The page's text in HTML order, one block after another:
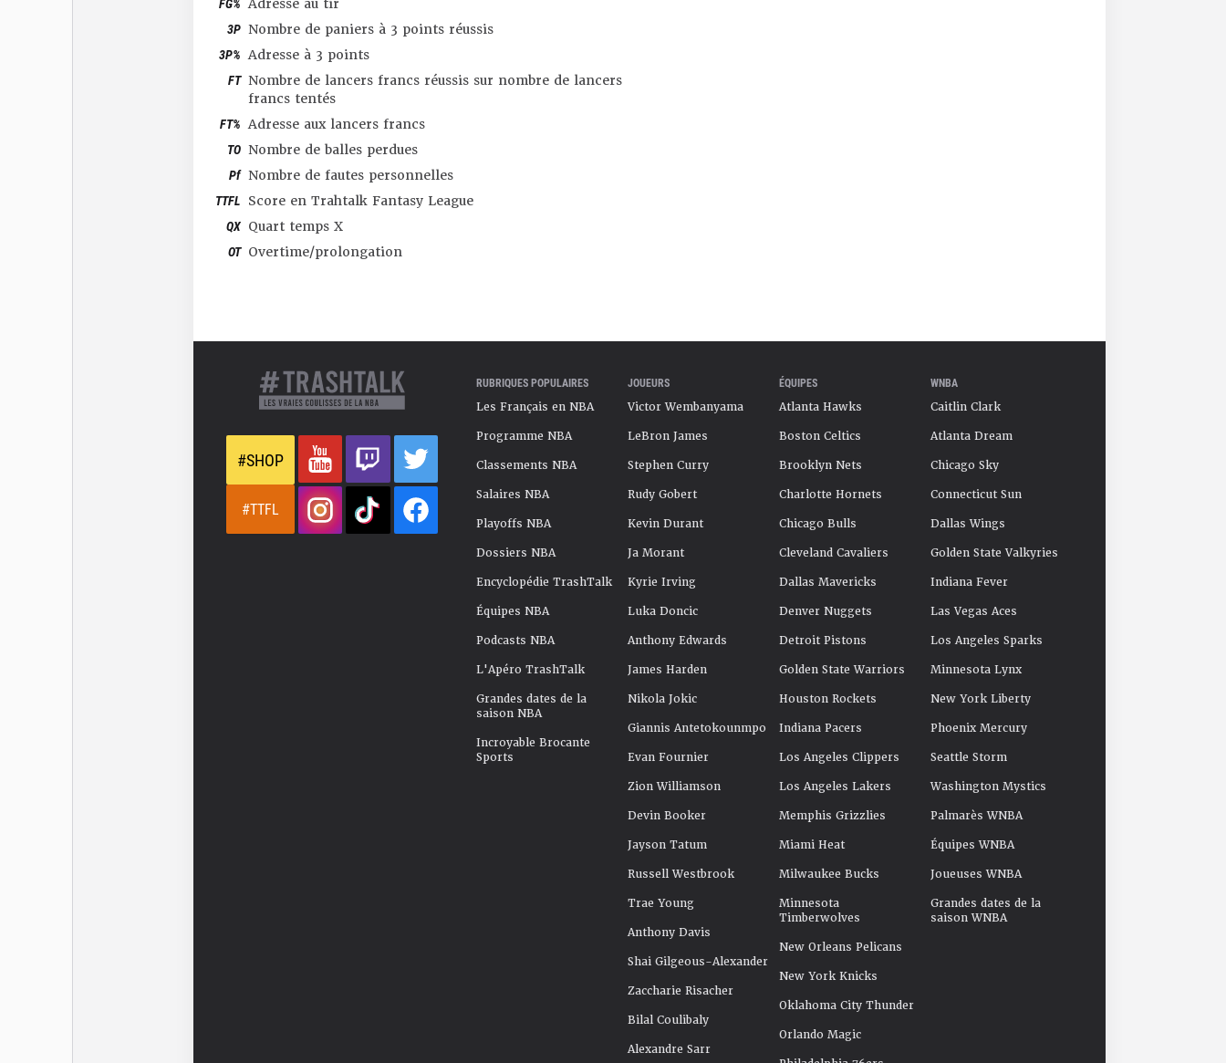
Adresse au tir
3P Nombre de paniers à 3 points réussis
3P% Adresse à 3 points
FT Nombre de lancers francs réussis sur nombre de lancers
francs tentés
FT% Adresse aux lancers francs
TO Nombre de balles perdues
Pf Nombre de fautes personnelles
TTFL Score en Trahtalk Fantasy League
QX Quart temps X
OT Overtime/prolongation
#SHOP
#TTFL
RUBRIQUES POPULAIRES
Les Français en NBA
Programme NBA
Classements NBA
Salaires NBA
Playoffs NBA
Dossiers NBA
Encyclopédie TrashTalk
Équipes NBA
Podcasts NBA
L'Apéro TrashTalk
Grandes dates de la
saison NBA
Incroyable Brocante
Sports
JOUEURS
Victor Wembanyama
LeBron James
Stephen Curry
Rudy Gobert
Kevin Durant
Ja Morant
Kyrie Irving
Luka Doncic
Anthony Edwards
James Harden
Nikola Jokic
Giannis Antetokounmpo
Evan Fournier
Zion Williamson
Devin Booker
Jayson Tatum
Russell Westbrook
Trae Young
Anthony Davis
Shai Gilgeous-Alexander
Zaccharie Risacher
Bilal Coulibaly
Alexandre Sarr
ÉQUIPES
Atlanta Hawks
Boston Celtics
Brooklyn Nets
Charlotte Hornets
Chicago Bulls
Cleveland Cavaliers
Dallas Mavericks
Denver Nuggets
Detroit Pistons
Golden State Warriors
Houston Rockets
Indiana Pacers
Los Angeles Clippers
Los Angeles Lakers
Memphis Grizzlies
Miami Heat
Milwaukee Bucks
Minnesota
Timberwolves
New Orleans Pelicans
New York Knicks
Oklahoma City Thunder
Orlando Magic
WNBA
Caitlin Clark
Atlanta Dream
Chicago Sky
Connecticut Sun
Dallas Wings
Golden State Valkyries
Indiana Fever
Las Vegas Aces
Los Angeles Sparks
Minnesota Lynx
New York Liberty
Phoenix Mercury
Seattle Storm
Washington Mystics
Palmarès WNBA
Équipes WNBA
Joueuses WNBA
Grandes dates de la
saison WNBA